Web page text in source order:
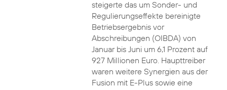
steigerte das um Sonder- und
Regulierungseffekte bereinigte
Betriebsergebnis vor
Abschreibungen (OIBDA) von
Januar bis Juni um 6,1 Prozent auf
927 Millionen Euro. Haupttreiber
waren weitere Synergien aus der
Fusion mit E-Plus sowie eine